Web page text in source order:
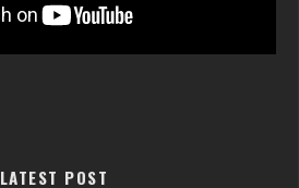
LATEST POST